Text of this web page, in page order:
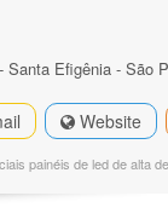
Santa Efigênia - São
Website
painéis de led de alta